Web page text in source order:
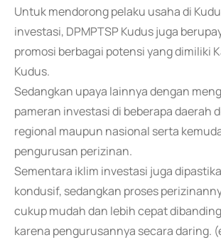
Untuk mendorong pelaku usaha di
investasi, DPMPTSP Kudus juga
promosi berbagai potensi yang dimiliki
Kudus.
Sedangkan upaya lainnya dengan
pameran investasi di beberapa daerah
regional maupun nasional serta
pengurusan perizinan.
Sementara iklim investasi juga
kondusif, sedangkan proses
cukup mudah dan lebih cepat
karena pengurusannya secara daring.